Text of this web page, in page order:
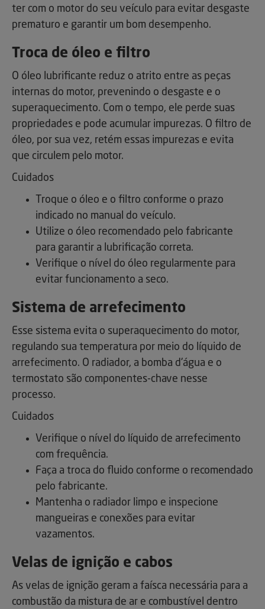
ter com o motor do seu veículo para evitar desgaste
prematuro e garantir um bom desempenho.
Troca de óleo e filtro
O óleo lubrificante reduz o atrito entre as peças
internas do motor, prevenindo o desgaste e o
superaquecimento. Com o tempo, ele perde suas
propriedades e pode acumular impurezas. O filtro de
óleo, por sua vez, retém essas impurezas e evita
que circulem pelo motor.
Cuidados
Troque o óleo e o filtro conforme o prazo
indicado no manual do veículo.
Utilize o óleo recomendado pelo fabricante
para garantir a lubrificação correta.
Verifique o nível do óleo regularmente para
evitar funcionamento a seco.
Sistema de arrefecimento
Esse sistema evita o superaquecimento do motor,
regulando sua temperatura por meio do líquido de
arrefecimento. O radiador, a bomba d'água e o
termostato são componentes-chave nesse
processo.
Cuidados
Verifique o nível do líquido de arrefecimento
com frequência.
Faça a troca do fluido conforme o recomendado
pelo fabricante.
Mantenha o radiador limpo e inspecione
mangueiras e conexões para evitar
vazamentos.
Velas de ignição e cabos
As velas de ignição geram a faísca necessária para a
combustão da mistura de ar e combustível dentro